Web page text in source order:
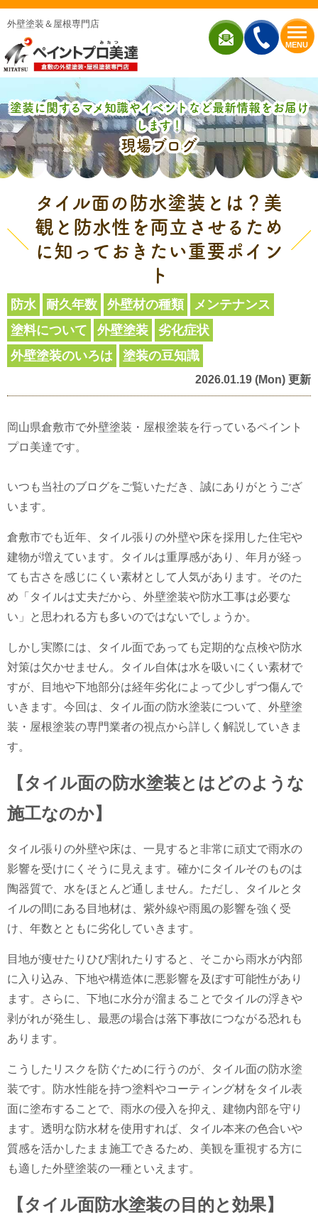
MENU
外壁塗装＆屋根専門店
塗装に関するマメ知識やイベントなど最新情報をお届け
します！
現場ブログ
タイル面の防水塗装とは？美
観と防水性を両立させるため
に知っておきたい重要ポイン
ト
防水 耐久年数 外壁材の種類
メンテナンス
塗料について
外壁塗装
劣化症状
外壁塗装のいろは
塗装の豆知識
2026.01.19 (Mon) 更新
岡山県倉敷市で外壁塗装・屋根塗装を行っているペイント
プロ美達です。
いつも当社のブログをご覧いただき、誠にありがとうござ
います。
倉敷市でも近年、タイル張りの外壁や床を採用した住宅や
建物が増えています。タイルは重厚感があり、年月が経っ
ても古さを感じにくい素材として人気があります。そのた
め「タイルは丈夫だから、外壁塗装や防水工事は必要な
い」と思われる方も多いのではないでしょうか。
しかし実際には、タイル面であっても定期的な点検や防水
対策は欠かせません。タイル自体は水を吸いにくい素材で
すが、目地や下地部分は経年劣化によって少しずつ傷んで
いきます。今回は、タイル面の防水塗装について、外壁塗
装・屋根塗装の専門業者の視点から詳しく解説していきま
す。
【タイル面の防水塗装とはどのような
施工なのか】
タイル張りの外壁や床は、一見すると非常に頑丈で雨水の
影響を受けにくそうに見えます。確かにタイルそのものは
陶器質で、水をほとんど通しません。ただし、タイルとタ
イルの間にある目地材は、紫外線や雨風の影響を強く受
け、年数とともに劣化していきます。
目地が痩せたりひび割れたりすると、そこから雨水が内部
に入り込み、下地や構造体に悪影響を及ぼす可能性があり
ます。さらに、下地に水分が溜まることでタイルの浮きや
剥がれが発生し、最悪の場合は落下事故につながる恐れも
あります。
こうしたリスクを防ぐために行うのが、タイル面の防水塗
装です。防水性能を持つ塗料やコーティング材をタイル表
面に塗布することで、雨水の侵入を抑え、建物内部を守り
ます。透明な防水材を使用すれば、タイル本来の色合いや
質感を活かしたまま施工できるため、美観を重視する方に
も適した外壁塗装の一種といえます。
【タイル面防水塗装の目的と効果】